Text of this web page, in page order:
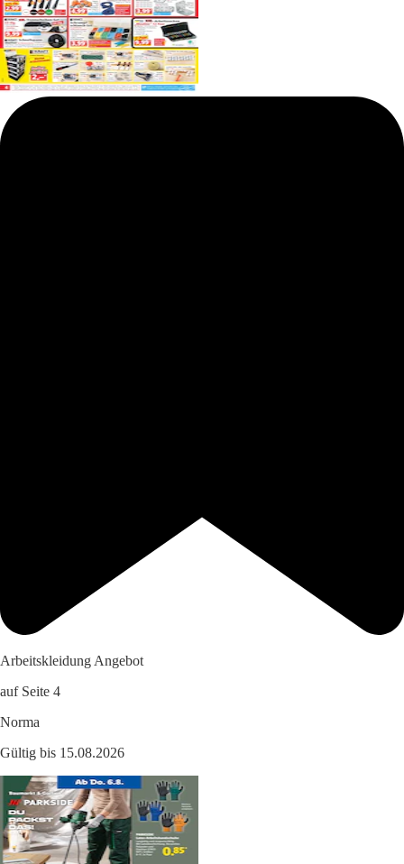
Arbeitskleidung Angebot
auf Seite 4
Norma
Gültig bis 15.08.2026